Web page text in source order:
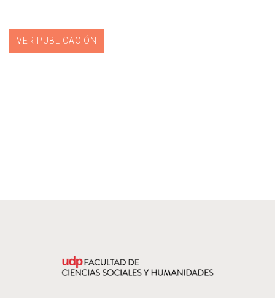
VER PUBLICACIÓN